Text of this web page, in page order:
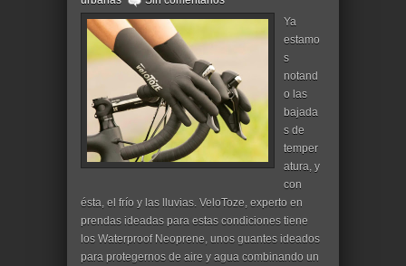
Ya
estamo
s
notand
o las
bajada
s de
temper
atura, y
con
ésta, el frío y las lluvias. VeloToze, experto en
prendas ideadas para estas condiciones tiene
los Waterproof Neoprene, unos guantes ideados
para protegernos de aire y agua combinando un